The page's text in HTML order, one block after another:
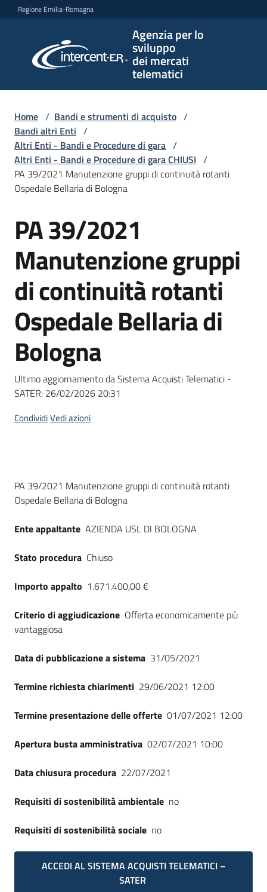
Vai al contenuto
Vai alla navigazione
Vai al footer
Regione Emilia-Romagna
Agenzia per lo
sviluppo
dei mercati
telematici
per lo
sviluppo
telematici
L'Agenzia
Bandi
e
di
Supporto
telematiche
site
su
Home / Bandi e strumenti di acquisto /
Bandi altri Enti /
Altri Enti - Bandi e Procedure di gara /
Altri Enti - Bandi e Procedure di gara CHIUSI /
PA 39/2021 Manutenzione gruppi di continuità rotanti
Ospedale Bellaria di Bologna
Salta al contenuto
PA 39/2021
Manutenzione gruppi
di continuità rotanti
Ospedale Bellaria di
Bologna
Ultimo aggiornamento da Sistema Acquisti Telematici -
SATER: 26/02/2026 20:31
CondividiVedi azioni
Dati del bando
PA 39/2021 Manutenzione gruppi di continuità rotanti
Ospedale Bellaria di Bologna
Ente appaltante AZIENDA USL DI BOLOGNA
Stato procedura Chiuso
Importo appalto 1.671.400,00 €
Criterio di aggiudicazione Offerta economicamente più
vantaggiosa
Data di pubblicazione a sistema 31/05/2021
Termine richiesta chiarimenti 29/06/2021 12:00
Termine presentazione delle offerte 01/07/2021 12:00
Apertura busta amministrativa 02/07/2021 10:00
Data chiusura procedura 22/07/2021
Requisiti di sostenibilità ambientale no
Requisiti di sostenibilità sociale no
ACCEDI AL SISTEMA ACQUISTI TELEMATICI –
SATER